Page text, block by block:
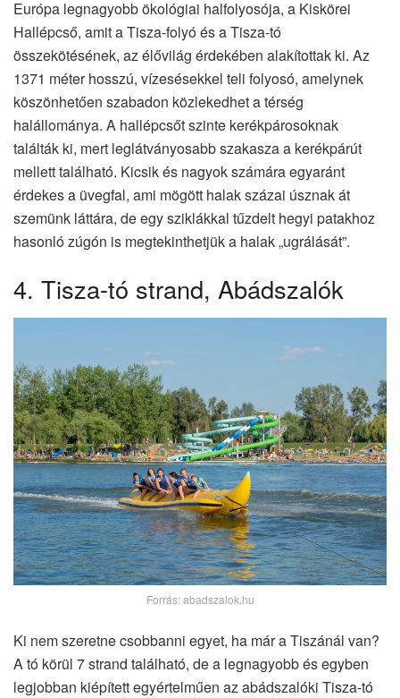
Európa legnagyobb ökológiai halfolyosója, a Kiskörei
Hallépcső, amit a Tisza-folyó és a Tisza-tó
összekötésének, az élővilág érdekében alakítottak ki. Az
1371 méter hosszú, vízesésekkel teli folyosó, amelynek
köszönhetően szabadon közlekedhet a térség
halállománya. A hallépcsőt szinte kerékpárosoknak
találták ki, mert leglátványosabb szakasza a kerékpárút
mellett található. Kicsik és nagyok számára egyaránt
érdekes a üvegfal, ami mögött halak százai úsznak át
szemünk láttára, de egy sziklákkal tűzdelt hegyi patakhoz
hasonló zúgón is megtekinthetjük a halak „ugrálását”.
4. Tisza-tó strand, Abádszalók
Forrás: abadszalok.hu
Ki nem szeretne csobbanni egyet, ha már a Tiszánál van?
A tó körül 7 strand található, de a legnagyobb és egyben
legjobban kiépített egyértelműen az abádszalóki Tisza-tó